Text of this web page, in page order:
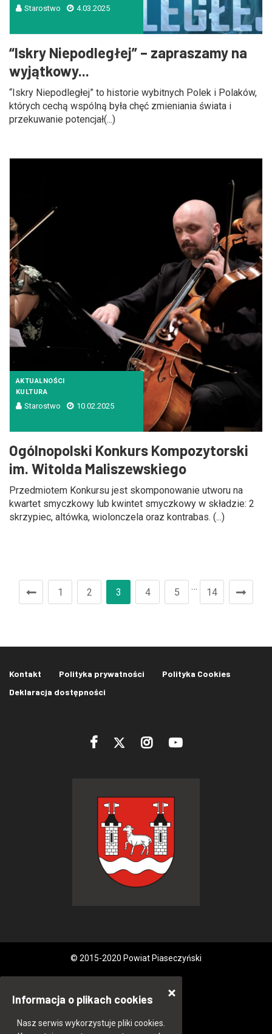
Starostwo 4.03.2025
“Iskry Niepodległej” – zapraszamy na
wyjątkowy...
“Iskry Niepodległej” to historie wybitnych Polek i Polaków,
których cechą wspólną była chęć zmieniania świata i
przekuwanie potencjał(...)
AKTUALNOŚCI
KULTURA
Starostwo 10.02.2025
Ogólnopolski Konkurs Kompozytorski
im. Witolda Maliszewskiego
Przedmiotem Konkursu jest skomponowanie utworu na
kwartet smyczkowy lub kwintet smyczkowy w składzie: 2
skrzypiec, altówka, wiolonczela oraz kontrabas. (...)
1 2 3 4 5
…
14
Kontakt Polityka prywatności
Polityka Cookies
Deklaracja dostępności
© 2015-2020 Powiat Piaseczyński
Informacja o plikach cookies
Nasz serwis wykorzystuje pliki cookies.